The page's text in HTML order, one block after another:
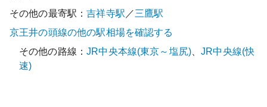
その他の最寄駅：吉祥寺駅 ／三鷹駅
京王井の頭線の他の駅相場を確認する
その他の路線：JR中央本線(東京～塩尻) 、JR中央線(快
速)